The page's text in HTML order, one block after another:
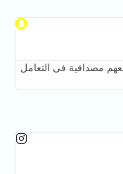
مصداقية فى التعامل